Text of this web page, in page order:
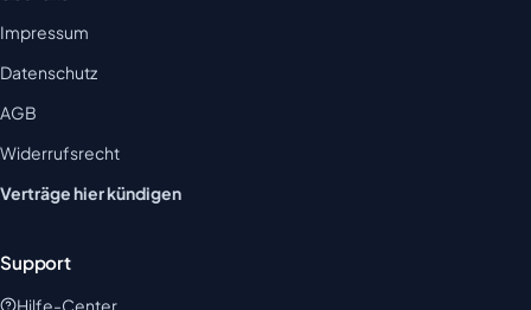
Impressum
Datenschutz
AGB
Widerrufsrecht
Verträge hier kündigen
Support
Hilfe-Center